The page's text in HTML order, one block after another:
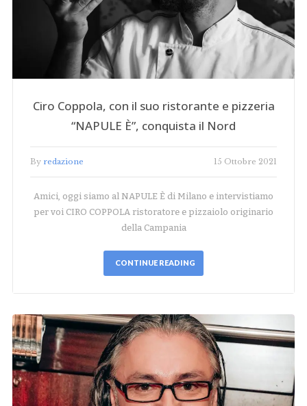
Ciro Coppola, con il suo ristorante e pizzeria
“NAPULE È”, conquista il Nord
By redazione 15 Ottobre 2021
Amici, oggi siamo al NAPULE È di Milano e intervistiamo
per voi CIRO COPPOLA ristoratore e pizzaiolo originario
della Campania
CONTINUE READING